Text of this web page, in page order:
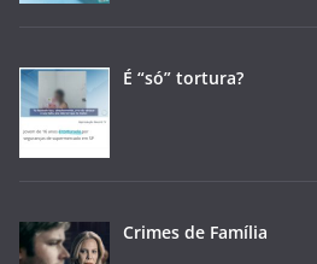
É “só” tortura?
Crimes de Família